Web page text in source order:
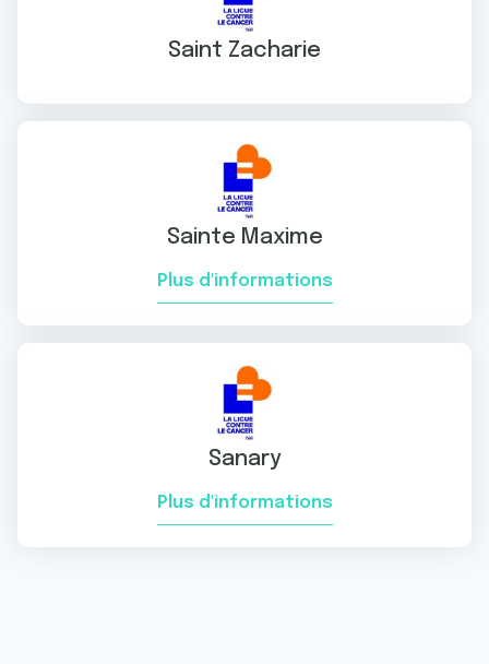
Saint Zacharie
Sainte Maxime
Plus d'informations
Sanary
Plus d'informations